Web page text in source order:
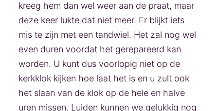
kreeg hem dan wel weer aan de praat, maar
deze keer lukte dat niet meer. Er blijkt iets
mis te zijn met een tandwiel. Het zal nog wel
even duren voordat het gerepareerd kan
worden. U kunt dus voorlopig niet op de
kerkklok kijken hoe laat het is en u zult ook
het slaan van de klok op de hele en halve
uren missen. Luiden kunnen we gelukkig nog